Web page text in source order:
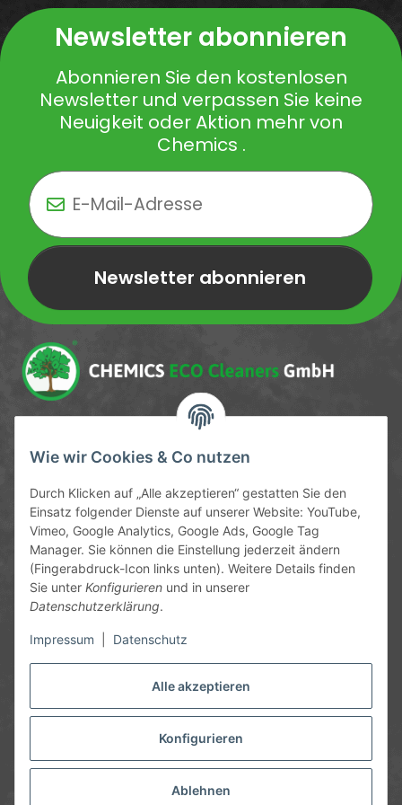
Alle akzeptieren
Konfigurieren
Ablehnen
Wie wir Cookies & Co nutzen
Durch Klicken auf „Alle akzeptieren“ gestatten Sie den
Einsatz folgender Dienste auf unserer Website: YouTube,
Vimeo, Google Analytics, Google Ads, Google Tag
Manager. Sie können die Einstellung jederzeit ändern
(Fingerabdruck-Icon links unten). Weitere Details finden
Sie unter Konfigurieren und in unserer
Datenschutzerklärung.
Impressum Datenschutz
Newsletter abonnieren
Abonnieren Sie den kostenlosen
Newsletter und verpassen Sie keine
Neuigkeit oder Aktion mehr von
Chemics .
Newsletter abonnieren
Newsletter Newsletter abonnieren
Service-Hotline
09372 / 70 80 90
Mo-Fr, 09:00-12:00 | 13:00-17:00 Uhr
Hinter den Straßenäckern 11-13
63906 Erlenbach
info@chemics.eu
Gesetzliche Informationen
* Alle Preise inkl. gesetzlicher USt., zzgl.Versandund ggf.
Nachnahmegebühren, wenn nicht anders angegeben.